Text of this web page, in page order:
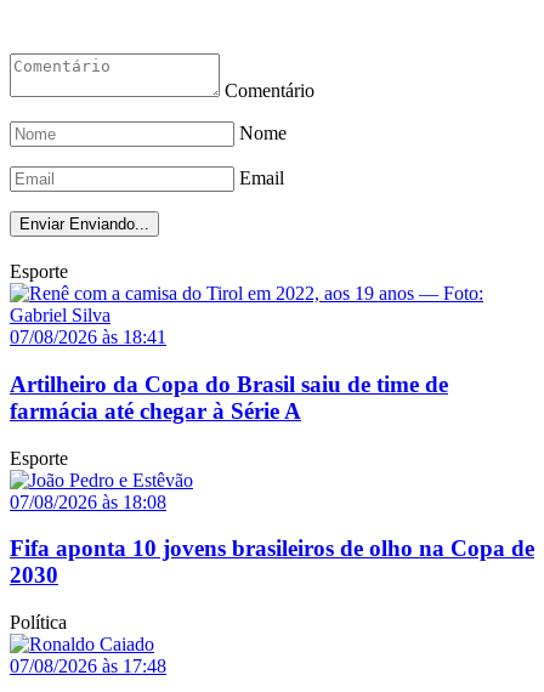
Comentário
Nome
Email
Enviar Enviando...
Esporte
07/08/2026 às 18:41
Artilheiro da Copa do Brasil saiu de time de
farmácia até chegar à Série A
Esporte
07/08/2026 às 18:08
Fifa aponta 10 jovens brasileiros de olho na Copa de
2030
Política
07/08/2026 às 17:48